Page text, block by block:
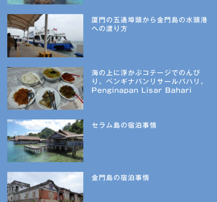
厦門の五通埠頭から金門島の水頭港
への渡り方
海の上に浮かぶコテージでのんび
り。ペンギナパンリサールバハリ。
Penginapan Lisar Bahari
セラム島の宿泊事情
金門島の宿泊事情